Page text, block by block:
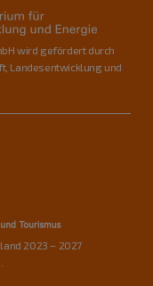
wird gefördert durch
Landesentwicklung und
2023 – 2027